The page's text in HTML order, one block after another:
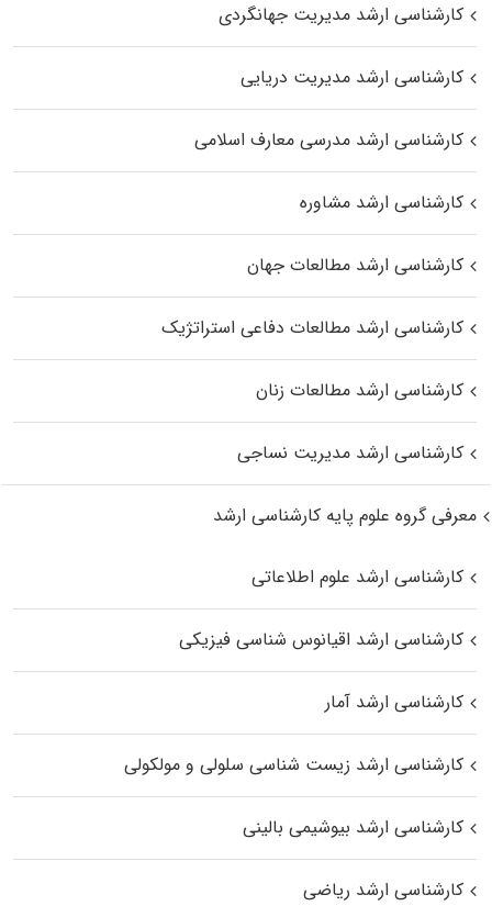
کارشناسی ارشد مدیریت جهانگردی
کارشناسی ارشد مدیریت دریایی
کارشناسی ارشد مدرسی معارف اسلامی
کارشناسی ارشد مشاوره
کارشناسی ارشد مطالعات جهان
کارشناسی ارشد مطالعات دفاعی استراتژیک
کارشناسی ارشد مطالعات زنان
کارشناسی ارشد مدیریت نساجی
معرفی گروه علوم پایه کارشناسی ارشد
کارشناسی ارشد علوم اطلاعاتی
کارشناسی ارشد اقیانوس‌ شناسی فیزیکی
کارشناسی ارشد آمار
کارشناسی ارشد زیست شناسی سلولی و مولکولی
کارشناسی ارشد بیوشیمی بالینی
کارشناسی ارشد ریاضی